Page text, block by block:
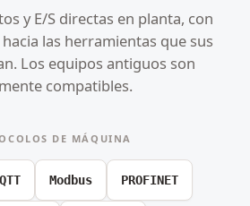
y E/S directas en planta, con
las herramientas que sus
Los equipos antiguos son
compatibles.
DE MÁQUINA
Modbus PROFINET